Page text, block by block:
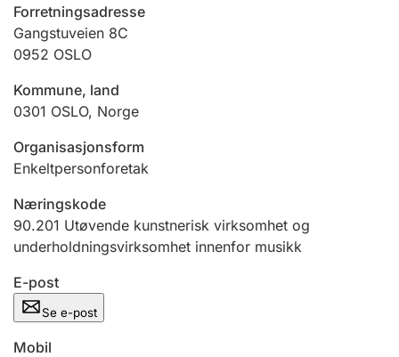
Jeger
Ektepaktveileder
Offentlig sektor
Andre tema
Forretningsadresse
Gangstuveien 8C
0952 OSLO
Kommune, land
0301 OSLO, Norge
Organisasjonsform
Enkeltpersonforetak
Næringskode
90.201 Utøvende kunstnerisk virksomhet og
underholdningsvirksomhet innenfor musikk
E-post
Se e-post
Mobil